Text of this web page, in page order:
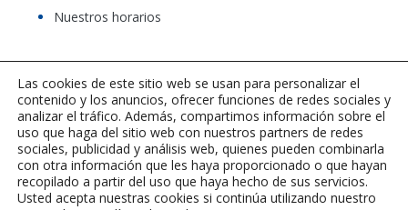
Nuestros horarios
Acceso al canal de denuncias de PBCFT
Las cookies de este sitio web se usan para personalizar el
contenido y los anuncios, ofrecer funciones de redes sociales y
analizar el tráfico. Además, compartimos información sobre el
uso que haga del sitio web con nuestros partners de redes
sociales, publicidad y análisis web, quienes pueden combinarla
con otra información que les haya proporcionado o que hayan
recopilado a partir del uso que haya hecho de sus servicios.
Usted acepta nuestras cookies si continúa utilizando nuestro